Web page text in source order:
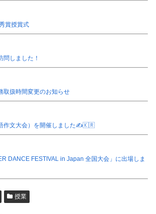
賞授賞式
問しました！
取扱時間変更のお知らせ
作文大会）を開催しました✍️🇰🇷
DANCE FESTIVAL in Japan 全国大会」に出場しま
授業